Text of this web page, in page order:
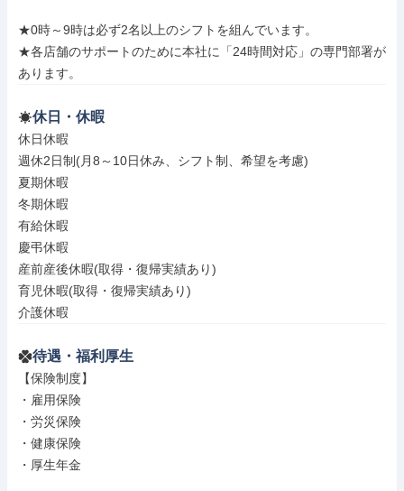
★0時～9時は必ず2名以上のシフトを組んでいます。
★各店舗のサポートのために本社に「24時間対応」の専門部署が
あります。
休日・休暇
休日休暇
週休2日制(月8～10日休み、シフト制、希望を考慮)
夏期休暇
冬期休暇
有給休暇
慶弔休暇
産前産後休暇(取得・復帰実績あり)
育児休暇(取得・復帰実績あり)
介護休暇
待遇・福利厚生
【保険制度】
・雇用保険
・労災保険
・健康保険
・厚生年金